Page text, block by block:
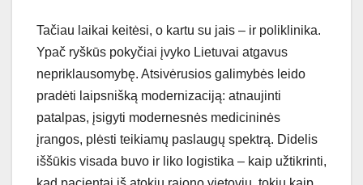
Tačiau laikai keitėsi, o kartu su jais – ir poliklinika.
Ypač ryškūs pokyčiai įvyko Lietuvai atgavus
nepriklausomybę. Atsivėrusios galimybės leido
pradėti laipsnišką modernizaciją: atnaujinti
patalpas, įsigyti modernesnės medicininės
įrangos, plėsti teikiamų paslaugų spektrą. Didelis
iššūkis visada buvo ir liko logistika – kaip užtikrinti,